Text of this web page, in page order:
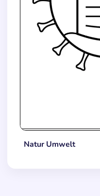
Natur Umwelt